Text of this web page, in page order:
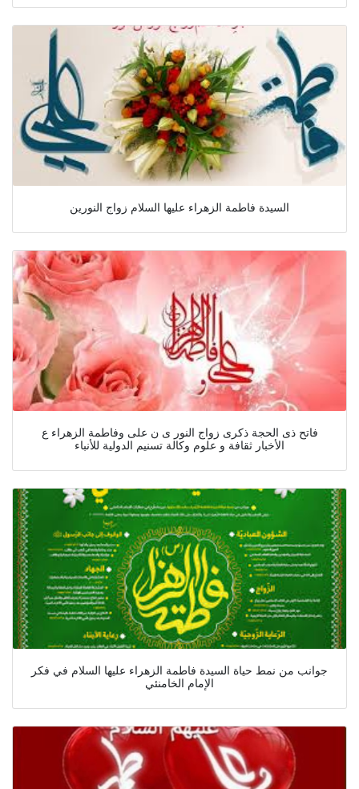
السيدة فاطمة الزهراء عليها السلام زواج النورين
فاتح ذی الحجة ذکرى زواج النور ی ن علی وفاطمة الزهراء ع
الأخبار ثقافة و علوم وکالة تسنیم الدولیة للأنباء
جوانب من نمط حياة السيدة فاطمة الزهراء عليها السلام في فكر
الإمام الخامنئي